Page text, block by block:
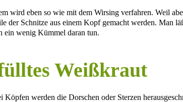
wird eben so wie mit dem Wirsing verfahren. Weil
der Schnitze aus einem Kopf gemacht werden. Man
ein wenig Kümmel daran tun.
Weißkraut
Köpfen werden die Dorschen oder Sterzen